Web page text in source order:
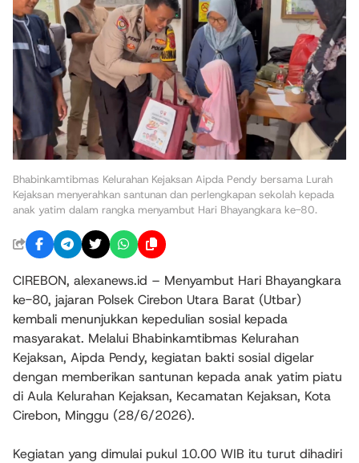
Bhabinkamtibmas Kelurahan Kejaksan Aipda Pendy bersama Lurah
Kejaksan menyerahkan santunan dan perlengkapan sekolah kepada
anak yatim dalam rangka menyambut Hari Bhayangkara ke-80.
CIREBON, alexanews.id – Menyambut Hari Bhayangkara
ke-80, jajaran Polsek Cirebon Utara Barat (Utbar)
kembali menunjukkan kepedulian sosial kepada
masyarakat. Melalui Bhabinkamtibmas Kelurahan
Kejaksan, Aipda Pendy, kegiatan bakti sosial digelar
dengan memberikan santunan kepada anak yatim piatu
di Aula Kelurahan Kejaksan, Kecamatan Kejaksan, Kota
Cirebon, Minggu (28/6/2026).
Kegiatan yang dimulai pukul 10.00 WIB itu turut dihadiri